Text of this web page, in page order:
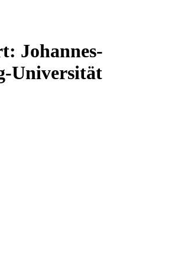
Johannes-
Universität